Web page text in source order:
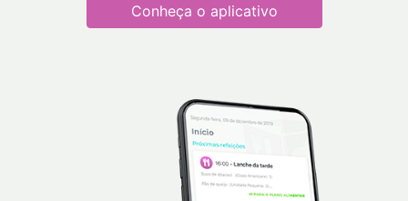
Conheça o aplicativo